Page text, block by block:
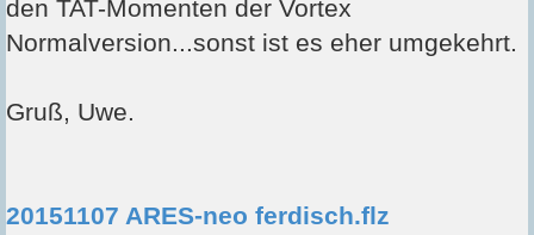
den TAT-Momenten der Vortex
Normalversion...sonst ist es eher umgekehrt.
Gruß, Uwe.
20151107 ARES-neo ferdisch.flz